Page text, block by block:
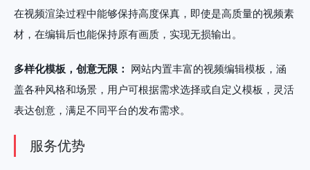
在视频渲染过程中能够保持高度保真，即使是高质量的视频素
材，在编辑后也能保持原有画质，实现无损输出。
多样化模板，创意无限： 网站内置丰富的视频编辑模板，涵
盖各种风格和场景，用户可根据需求选择或自定义模板，灵活
表达创意，满足不同平台的发布需求。
服务优势